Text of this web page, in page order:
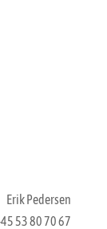
Erik Pedersen
53 80 70 67